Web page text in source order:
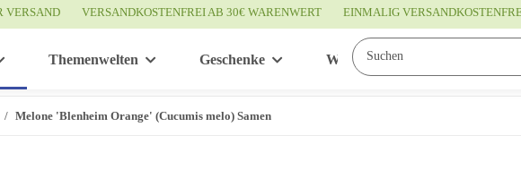
VERSAND VERSANDKOSTENFREI AB 30€ WARENWERT EINMALIG
Themenwelten Geschenke Wissenswertes
Melone 'Blenheim Orange' (Cucumis melo) Samen